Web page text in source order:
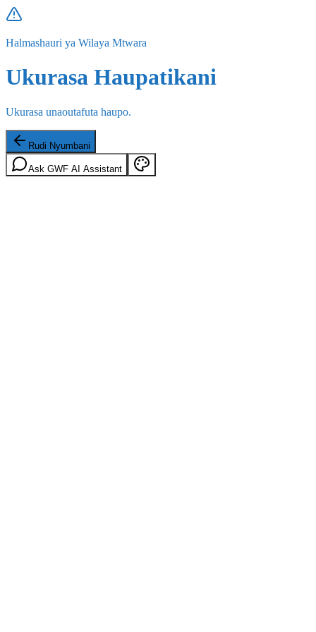
Halmashauri ya Wilaya Mtwara
Ukurasa Haupatikani
Ukurasa unaoutafuta haupo.
Rudi Nyumbani
Ask GWF AI Assistant